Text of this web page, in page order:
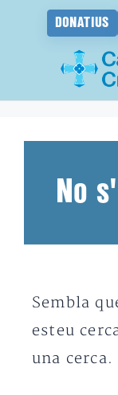
DONATIUS
No
Sembla
esteu
una cerca.